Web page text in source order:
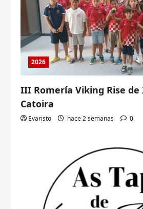
2026
III Romería Viking Rise de
Catoira
Evaristo hace 2 semanas 0